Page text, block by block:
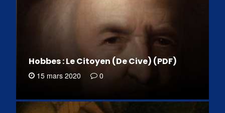
Hobbes : Le Citoyen (De Cive) (PDF)
15 mars 2020 0